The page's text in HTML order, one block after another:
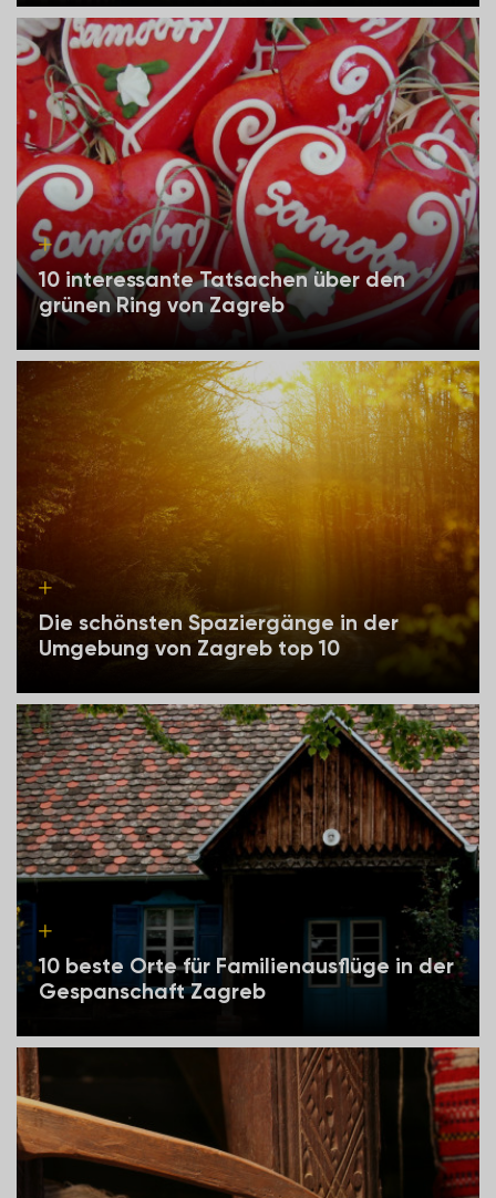
10 interessante Tatsachen über den
grünen Ring von Zagreb
Die schönsten Spaziergänge in der
Umgebung von Zagreb top 10
10 beste Orte für Familienausflüge in der
Gespanschaft Zagreb